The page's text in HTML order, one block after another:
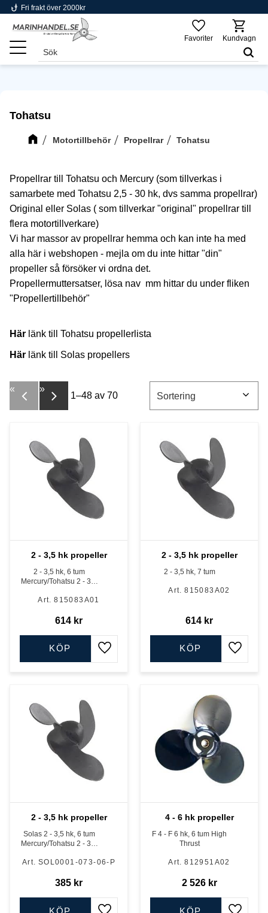
Meny
phishing Fri frakt över 2000kr
Favoriter Kundvagn
Tohatsu
Motortillbehör Propellrar Tohatsu
Propellrar till Tohatsu och Mercury (som tillverkas i
samarbete med Tohatsu 2,5 - 30 hk, dvs samma propellrar)
Original eller Solas ( som tillverkar "original" propellrar till
flera motortillverkare)
Vi har massor av propellrar hemma och kan inte ha med
alla här i webshopen - mejla om du inte hittar "din"
propeller så försöker vi ordna det.
Propellermuttersatser, lösa nav mm hittar du under fliken
"Propellertillbehör"
Här länk till Tohatsu propellerlista
Här länk till Solas propellers
1–48 av 70
« »
Välj sortering
2 - 3,5 hk propeller
2 - 3,5 hk, 6 tum
Mercury/Tohatsu 2 - 3,5
815083A01
614 kr
Lägg till i favoriter
KÖP
2 - 3,5 hk propeller
2 - 3,5 hk, 7 tum
815083A02
614 kr
Lägg
KÖP
2 - 3,5 hk propeller
Solas 2 - 3,5 hk, 6 tum
Mercury/Tohatsu 2 - 3,5
SOL0001-073-06-P
385 kr
KÖP
4 - 6 hk propeller
F 4 - F 6 hk, 6 tum High
Thrust
812951A02
2 526kr
KÖP